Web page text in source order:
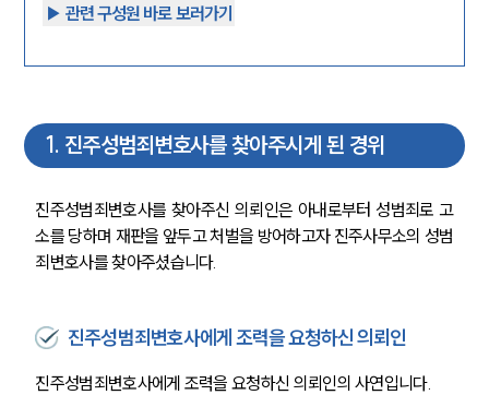
▶︎ 관련 구성원 바로 보러가기
1 . 진주성범죄변호사를 찾아주시게 된 경위
진주성범죄변호사를 찾아주신 의뢰인은 아내로부터 성범죄로 고
소를 당하며 재판을 앞두고 처벌을 방어하고자 진주사무소의 성범
죄변호사를 찾아주셨습니다.
진주성범죄변호사에게 조력을 요청하신 의뢰인
진주성범죄변호사에게 조력을 요청하신 의뢰인의 사연입니다.